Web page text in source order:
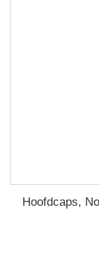
Hoofdcaps,